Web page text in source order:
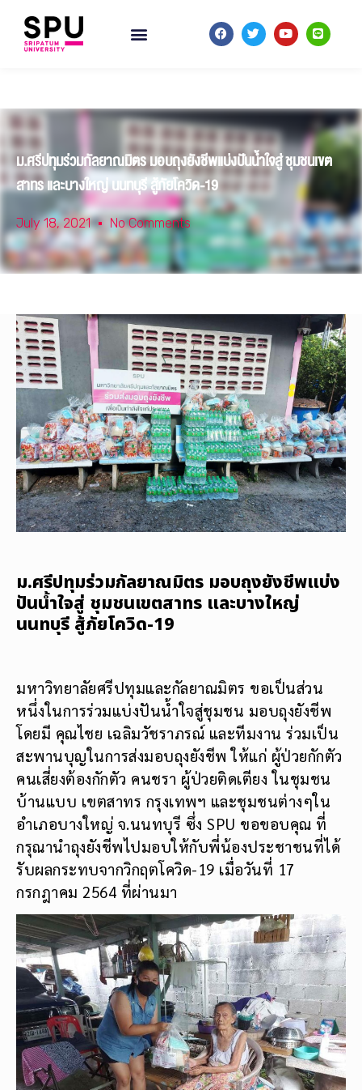
ม.ศรีปทุมร่วมกัลยาณมิตร มอบถุงยังชีพแบ่งปันน้ำใจสู่ ชุมชนเขต
สาทร และบางใหญ่ นนทบุรี สู้ภัยโควิด-19
July 18, 2021 No Comments
ม.ศรีปทุมร่วมกัลยาณมิตร มอบถุงยังชีพแบ่ง
ปันน้ำใจสู่ ชุมชนเขตสาทร และบางใหญ่
นนทบุรี สู้ภัยโควิด-19
มหาวิทยาลัยศรีปทุมและกัลยาณมิตร ขอเป็นส่วน
หนึ่งในการร่วมแบ่งปันน้ำใจสู่ชุมชน มอบถุงยังชีพ
โดยมี คุณไชย เฉลิมวัชราภรณ์ และทีมงาน ร่วมเป็น
สะพานบุญในการส่งมอบถุงยังชีพ ให้แก่ ผู้ป่วยกักตัว
คนเสี่ยงต้องกักตัว คนชรา ผู้ป่วยติดเตียง ในชุมชน
บ้านแบบ เขตสาทร กรุงเทพฯ และชุมชนต่างๆใน
อำเภอบางใหญ่ จ.นนทบุรี ซึ่ง SPU ขอขอบคุณ ที่
กรุณานำถุงยังชีพไปมอบให้กับพี่น้องประชาชนที่ได้
รับผลกระทบจากวิกฤตโควิด-19 เมื่อวันที่ 17
กรกฎาคม 2564 ที่ผ่านมา